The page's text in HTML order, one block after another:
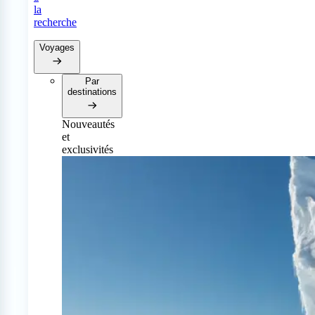
la
recherche
Voyages
Par
destinations
Nouveautés
et
exclusivités